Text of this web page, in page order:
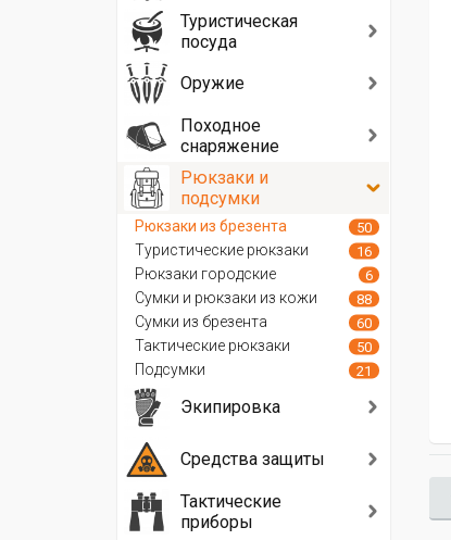
Туристическая
посуда
Оружие
Походное
снаряжение
Рюкзаки и
подсумки
Рюкзаки из брезента 50
Туристические рюкзаки 16
Рюкзаки городские 6
Сумки и рюкзаки из кожи 88
Сумки из брезента 60
Тактические рюкзаки 50
Подсумки 21
Экипировка
Средства защиты
Тактические
приборы